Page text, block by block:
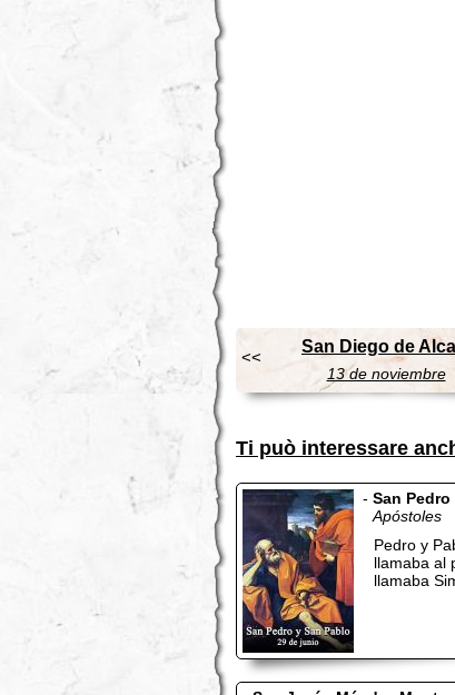
<<
San Diego de
13 de noviembre
Ti può interessare
- San Pedro
Apóstoles
Pedro y
llamaba al
llamaba